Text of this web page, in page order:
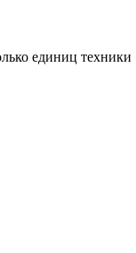
единиц техники